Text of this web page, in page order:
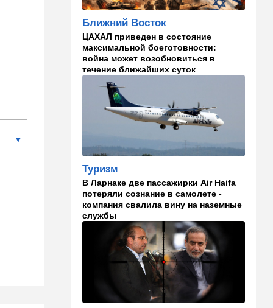
"исламский НАТО"
15:25 Общество
"Общие культурные коды":
русские дети вместе с
палестинскими строят
"новую модель ООН"
14:55 Израиль
В Израиле опасаются атак
дронов изнутри страны
14:55 В мире
WSJ: загнанный в угол Путин
может испытать НАТО на
прочность
14:10 В мире
Заложники Сеуты: почему
марокканские подростки не
могут вернуться домой
Несколько минут между
Ближний Восток
ЦАХАЛ приведен в состояние
максимальной боеготовности:
война может возобновиться в
течение ближайших суток
Туризм
В Ларнаке две пассажирки Air Haifa
потеряли сознание в самолете -
компания свалила вину на наземные
службы